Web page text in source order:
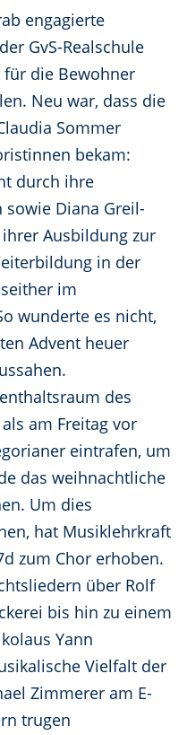
engagierte
GvS-Realschule
die Bewohner
Neu war, dass die
Sommer
bekam:
durch ihre
Diana Greil-
Ausbildung zur
in der
im
wunderte es nicht,
Advent heuer
des
am Freitag vor
eintrafen, um
das weihnachtliche
Um dies
hat Musiklehrkraft
zum Chor erhoben.
über Rolf
bis hin zu einem
Yann
Vielfalt der
Zimmerer am E-
trugen